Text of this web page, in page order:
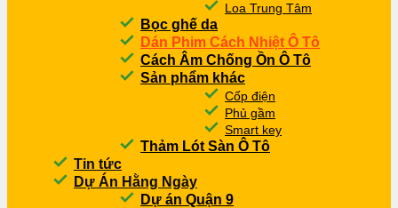
Loa Trung Tâm
Bọc ghế da
Dán Phim Cách Nhiệt Ô Tô
Cách Âm Chống Ồn Ô Tô
Sản phẩm khác
Cốp điện
Phủ gầm
Smart key
Thảm Lót Sàn Ô Tô
Tin tức
Dự Án Hằng Ngày
Dự án Quận 9